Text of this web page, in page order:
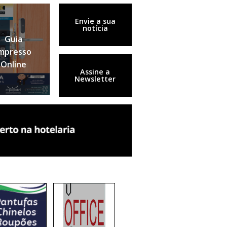
Guia
Online
Envie a sua
notícia
Assine a
Newsletter